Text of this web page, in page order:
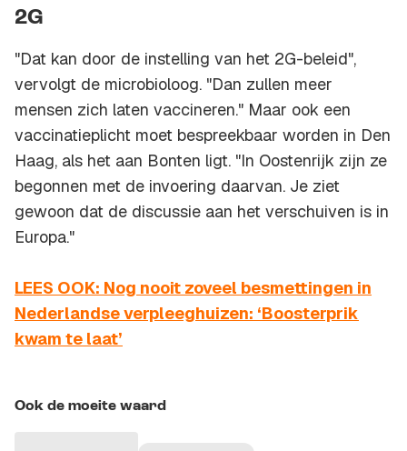
2G
"Dat kan door de instelling van het 2G-beleid",
vervolgt de microbioloog. "Dan zullen meer
mensen zich laten vaccineren." Maar ook een
vaccinatieplicht moet bespreekbaar worden in Den
Haag, als het aan Bonten ligt. "In Oostenrijk zijn ze
begonnen met de invoering daarvan. Je ziet
gewoon dat de discussie aan het verschuiven is in
Europa."
LEES OOK: Nog nooit zoveel besmettingen in
Nederlandse verpleeghuizen: ‘Boosterprik
kwam te laat’
Ook de moeite waard